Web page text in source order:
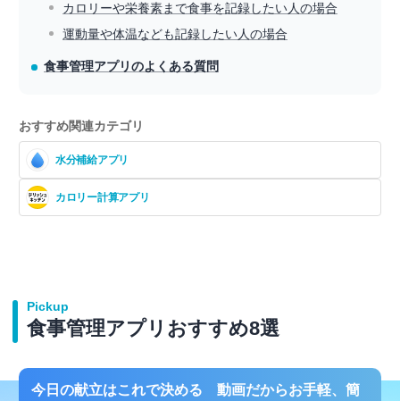
カロリーや栄養素まで食事を記録したい人の場合
運動量や体温なども記録したい人の場合
食事管理アプリのよくある質問
おすすめ関連カテゴリ
水分補給アプリ
カロリー計算アプリ
Pickup
食事管理アプリおすすめ8選
今日の献立はこれで決める 動画だからお手軽、簡